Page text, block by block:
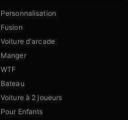
Personnalisation
Fusion
Voiture d'arcade
Manger
WTF
Bateau
Voiture à 2 joueurs
Pour Enfants